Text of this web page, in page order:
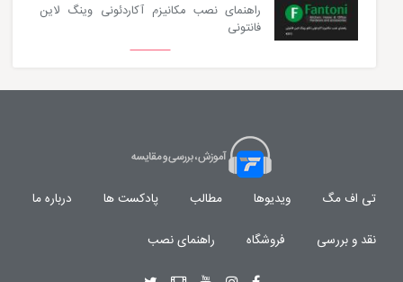
راهنمای نصب مکانیزم آکاردئونی وینگ لاین
فانتونی
تی اف مگ ویدیوها مطالب پادکست ها درباره ما
نقد و بررسی فروشگاه راهنمای نصب